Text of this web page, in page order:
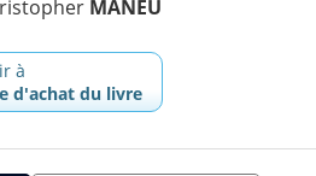
MANEU
à
d'achat du livre